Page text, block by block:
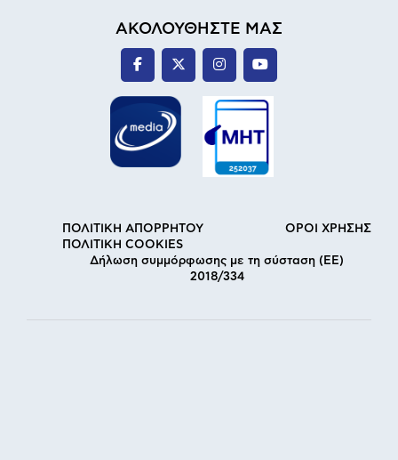
ΑΚΟΛΟΥΘΗΣΤΕ ΜΑΣ
ΠΟΛΙΤΙΚΗ ΑΠΟΡΡΗΤΟΥ
ΟΡΟΙ ΧΡΗΣΗΣ
ΠΟΛΙΤΙΚΗ COOKIES
Δήλωση συμμόρφωσης με τη σύσταση (ΕΕ)
2018/334